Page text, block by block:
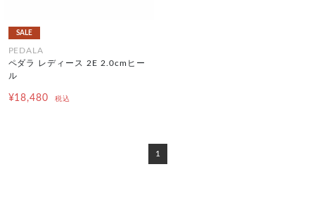
SALE
PEDALA
ペダラ レディース 2E 2.0cmヒー
ル
¥18,480 税込
1